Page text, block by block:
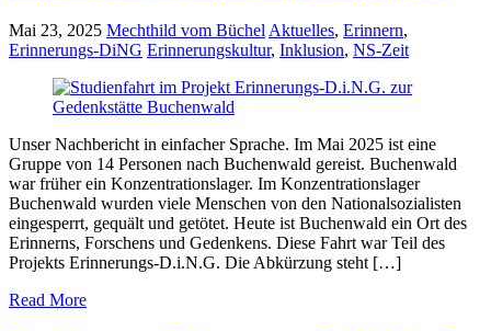
Mai 23, 2025 Mechthild vom Büchel Aktuelles, Erinnern,
Erinnerungs-DiNG Erinnerungskultur, Inklusion, NS-Zeit
Unser Nachbericht in einfacher Sprache. Im Mai 2025 ist eine
Gruppe von 14 Personen nach Buchenwald gereist. Buchenwald
war früher ein Konzentrationslager. Im Konzentrationslager
Buchenwald wurden viele Menschen von den Nationalsozialisten
eingesperrt, gequält und getötet. Heute ist Buchenwald ein Ort des
Erinnerns, Forschens und Gedenkens. Diese Fahrt war Teil des
Projekts Erinnerungs-D.i.N.G. Die Abkürzung steht […]
Read More